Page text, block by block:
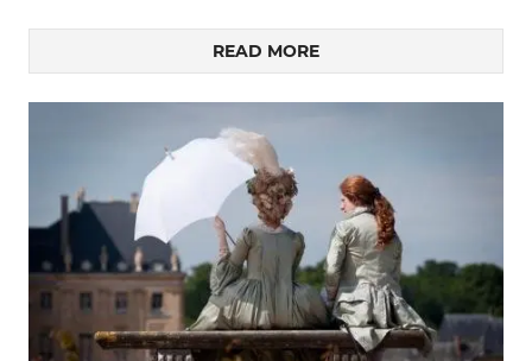
READ MORE